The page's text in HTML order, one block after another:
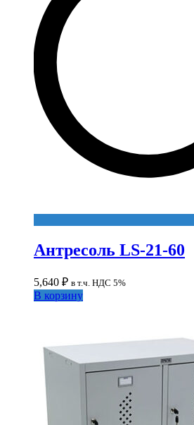
Антресоль LS-21-60
5,640 ₽ в т.ч. НДС 5%
В корзину